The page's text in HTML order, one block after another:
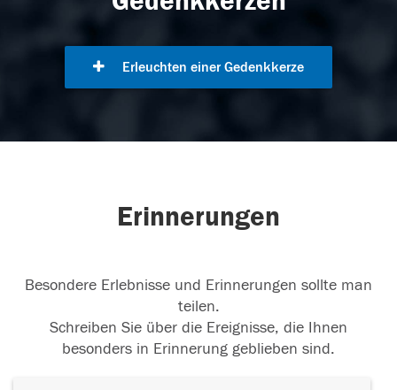
Erleuchten einer Gedenkkerze
Erinnerungen
Besondere Erlebnisse und Erinnerungen sollte man
teilen.
Schreiben Sie über die Ereignisse, die Ihnen
besonders in Erinnerung geblieben sind.